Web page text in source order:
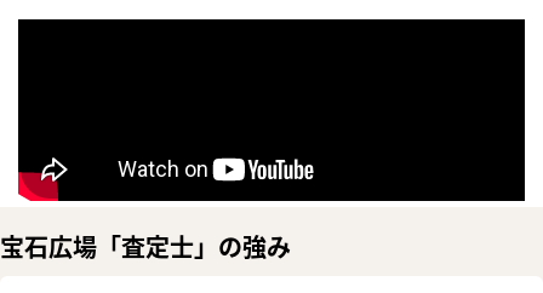
宝石広場「査定士」の強み